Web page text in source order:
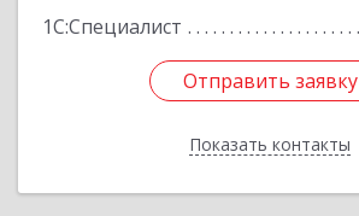
1С:Специалист
Отправить заявку
Показать контакты
Отправить заявку
Назад